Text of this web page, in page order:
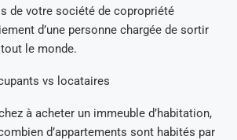
de votre société de copropriété
d’une personne chargée de sortir
le monde.
vs locataires
à acheter un immeuble d’habitation,
d’appartements sont habités par